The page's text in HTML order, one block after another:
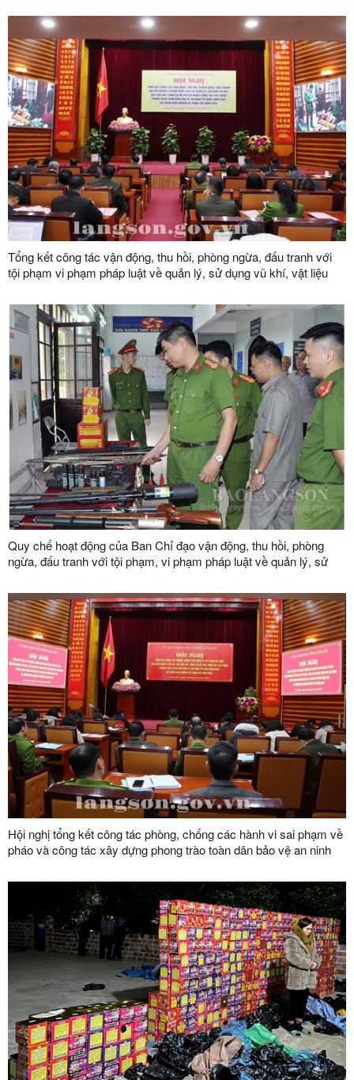
Tổng kết công tác vận động, thu hồi, phòng ngừa, đấu tranh với
tội phạm vi phạm pháp luật về quản lý, sử dụng vũ khí, vật liệu
dân bảo vệ an ninh Tổ quốc năm 2024; triển khai nhiệm vụ công
tác năm 2025
Quy chế hoạt động của Ban Chỉ đạo vận động, thu hồi, phòng
ngừa, đấu tranh với tội phạm, vi phạm pháp luật về quản lý, sử
Hội nghị tổng kết công tác phòng, chống các hành vi sai phạm về
pháo và công tác xây dựng phong trào toàn dân bảo vệ an ninh